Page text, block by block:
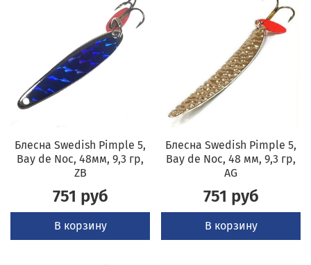
Блесна Swedish Pimple 5,
Bay de Noc, 48мм, 9,3 гр,
ZB
751 руб
В корзину
Блесна Swedish Pimple 5,
Bay de Noc, 48 мм, 9,3 гр,
AG
751 руб
В корзину